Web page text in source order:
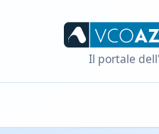
Il portale